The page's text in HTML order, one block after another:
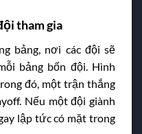
tham gia
bảng, nơi các đội sẽ
bảng bốn đội. Hình
đó, một trận thắng
Nếu một đội giành
lập tức có mặt trong